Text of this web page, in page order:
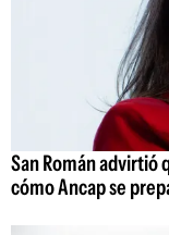
San Román
cómo Ancap se